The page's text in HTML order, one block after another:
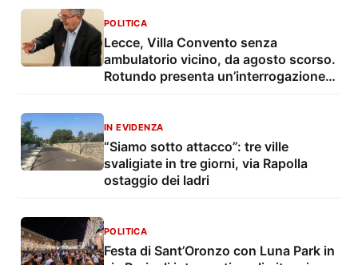
POLITICA
Lecce, Villa Convento senza
ambulatorio vicino, da agosto scorso.
Rotundo presenta un’interrogazione e
IN EVIDENZA
“Siamo sotto attacco”: tre ville
svaligiate in tre giorni, via Rapolla
ostaggio dei ladri
POLITICA
Festa di Sant’Oronzo con Luna Park in